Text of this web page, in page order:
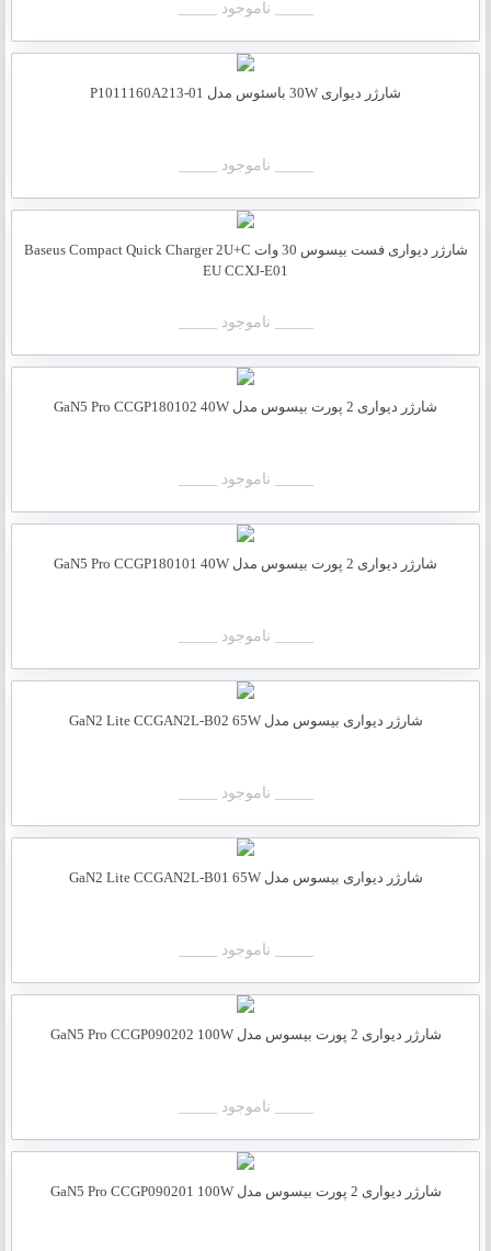
_____ ناموجود _____
شارژر دیواری 30W باسئوس مدل P1011160A213-01
_____ ناموجود _____
شارژر دیواری فست بیسوس 30 وات Baseus Compact Quick Charger 2U+C
EU CCXJ-E01
_____ ناموجود _____
شارژر دیواری 2 پورت بیسوس مدل GaN5 Pro CCGP180102 40W
_____ ناموجود _____
شارژر دیواری 2 پورت بیسوس مدل GaN5 Pro CCGP180101 40W
_____ ناموجود _____
شارژر دیواری بیسوس مدل GaN2 Lite CCGAN2L-B02 65W
_____ ناموجود _____
شارژر دیواری بیسوس مدل GaN2 Lite CCGAN2L-B01 65W
_____ ناموجود _____
شارژر دیواری 2 پورت بیسوس مدل GaN5 Pro CCGP090202 100W
_____ ناموجود _____
شارژر دیواری 2 پورت بیسوس مدل GaN5 Pro CCGP090201 100W